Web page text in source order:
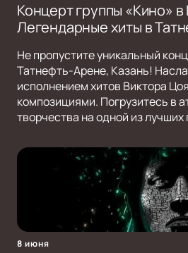
Концерт группы «Кино» в
Легендарные хиты в
Не пропустите уникальный
Татнефть-Арене, Казань!
исполнением хитов Виктора
композициями. Погрузитесь в
творчества на одной из
8 июня